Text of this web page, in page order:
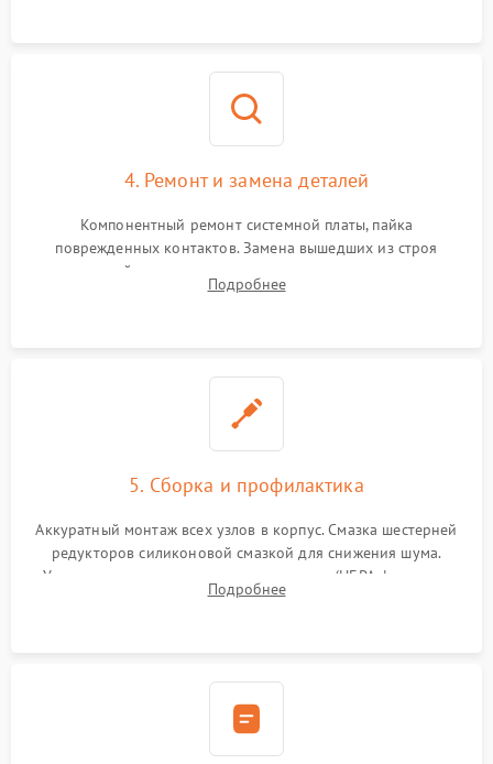
4. Ремонт и замена деталей
Компонентный ремонт системной платы, пайка
поврежденных контактов. Замена вышедших из строя
двигателей, изношенного аккумулятора, неисправного
лидара или помпы подачи воды. Восстановление шлейфов и
Подробнее
5. Сборка и профилактика
Аккуратный монтаж всех узлов в корпус. Смазка шестерней
редукторов силиконовой смазкой для снижения шума.
Установка новых расходных материалов (HEPA-фильтров,
микрофибры, щеток). Надежная фиксация разъемов и
Подробнее